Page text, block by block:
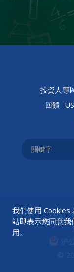
投資人專
回饋
沪
©
我們使用 Cookies
站即表示您同意我
用。